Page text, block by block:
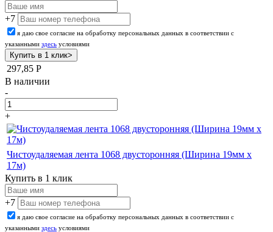
+7
я даю свое согласие на обработку персональных данных в соответствии с
указанными здесь условиями
297,85 Р
В наличии
-
+
Чистоудаляемая лента 1068 двусторонняя (Ширина 19мм х
17м)
Купить в 1 клик
+7
я даю свое согласие на обработку персональных данных в соответствии с
указанными здесь условиями